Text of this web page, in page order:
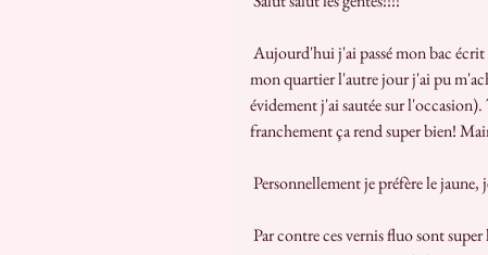
mon quartier l'autre jour j'ai pu
évidement j'ai sautée sur
franchement ça rend super bien!
Personnellement je préfère le